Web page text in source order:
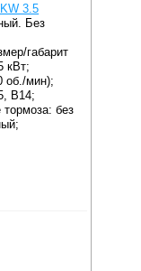
3.5
Без
габарит
кВт;
об./мин);
B14;
тормоза: без